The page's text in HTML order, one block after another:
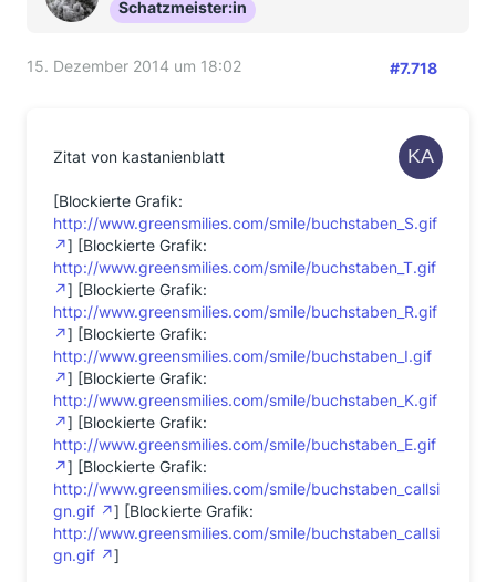
Schatzmeister:in
15. Dezember 2014 um 18:02 #7.718
Zitat von kastanienblatt
[Blockierte Grafik:
http://www.greensmilies.com/smile/buchstaben_S.gif
] [Blockierte Grafik:
http://www.greensmilies.com/smile/buchstaben_T.gif
] [Blockierte Grafik:
http://www.greensmilies.com/smile/buchstaben_R.gif
] [Blockierte Grafik:
http://www.greensmilies.com/smile/buchstaben_I.gif
] [Blockierte Grafik:
http://www.greensmilies.com/smile/buchstaben_K.gif
] [Blockierte Grafik:
http://www.greensmilies.com/smile/buchstaben_E.gif
] [Blockierte Grafik:
http://www.greensmilies.com/smile/buchstaben_callsi
gn.gif
] [Blockierte Grafik:
http://www.greensmilies.com/smile/buchstaben_callsi
gn.gif
]